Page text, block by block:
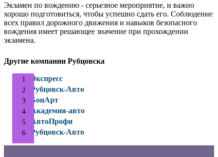
Экзамен по вождению - серьезное мероприятие, и важно
хорошо подготовиться, чтобы успешно сдать его. Соблюдение
всех правил дорожного движения и навыков безопасного
вождения имеет решающее значение при прохождении
экзамена.
Другие компании Рубцовска
Экспресс
Рубцовск-Авто
БонАрт
Академия-авто
АвтоПрофи
Рубцовск-Авто